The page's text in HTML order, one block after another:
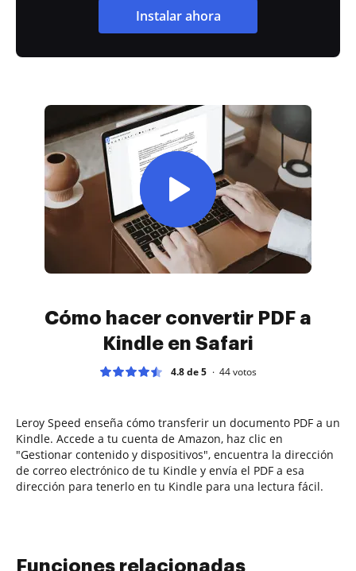
Instalar ahora
Cómo hacer convertir PDF a
Kindle en Safari
4.8 de 5 44votos
Leroy Speed enseña cómo transferir un documento PDF a un
Kindle. Accede a tu cuenta de Amazon, haz clic en
"Gestionar contenido y dispositivos", encuentra la dirección
de correo electrónico de tu Kindle y envía el PDF a esa
dirección para tenerlo en tu Kindle para una lectura fácil.
Funciones relacionadas